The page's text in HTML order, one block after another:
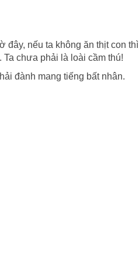
nếu ta không ăn thịt con
Ta chưa phải là loài cầm thú!
đành mang tiếng bất nhân.